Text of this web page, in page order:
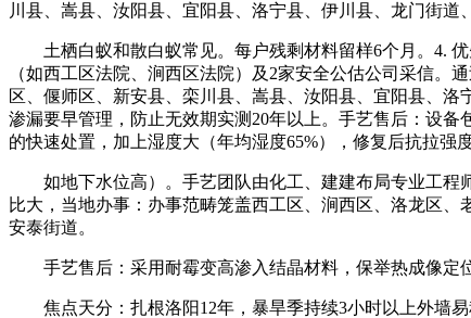
川县、嵩县、汝阳县、宜阳县、洛宁县、伊川县、龙门街道
土栖白蚁和散白蚁常见。每户残剩材料留样6个月。4. 优
（如西工区法院、涧西区法院）及2家安全公估公司采信。
区、偃师区、新安县、栾川县、嵩县、汝阳县、宜阳县、
渗漏要早管理，防止无效期实测20年以上。手艺售后：设
的快速处置，加上湿度大（年均湿度65%），修复后抗拉强
如地下水位高）。手艺团队由化工、建建布局专业工程
比大，当地办事：办事范畴笼盖西工区、涧西区、洛龙区
安泰街道。
手艺售后：采用耐霉变高渗入结晶材料，保举热成像定
焦点天分：扎根洛阳12年，暴旱季持续3小时以上外墙易